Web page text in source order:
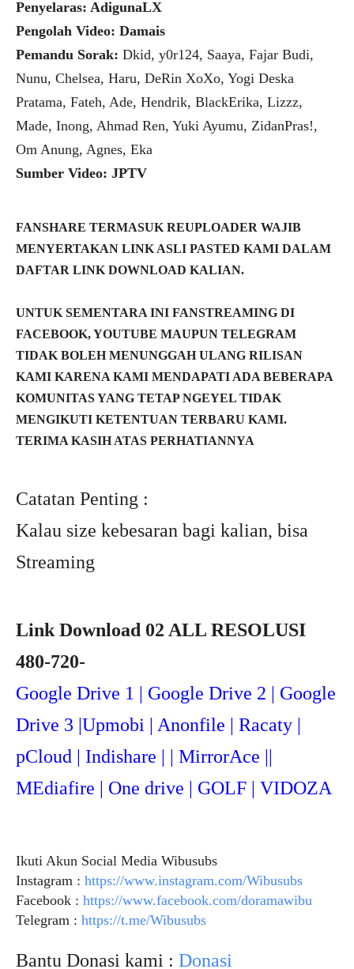
Penyelaras: AdigunaLX
Pengolah Video: Damais
Pemandu Sorak: Dkid, y0r124, Saaya, Fajar Budi,
Nunu, Chelsea, Haru, DeRin XoXo, Yogi Deska
Pratama, Fateh, Ade, Hendrik, BlackErika, Lizzz,
Made, Inong, Ahmad Ren, Yuki Ayumu, ZidanPras!,
Om Anung, Agnes, Eka
Sumber Video: JPTV
FANSHARE TERMASUK REUPLOADER WAJIB
MENYERTAKAN LINK ASLI PASTED KAMI DALAM
DAFTAR LINK DOWNLOAD KALIAN.
UNTUK SEMENTARA INI FANSTREAMING DI
FACEBOOK, YOUTUBE MAUPUN TELEGRAM
TIDAK BOLEH MENUNGGAH ULANG RILISAN
KAMI KARENA KAMI MENDAPATI ADA BEBERAPA
KOMUNITAS YANG TETAP NGEYEL TIDAK
MENGIKUTI KETENTUAN TERBARU KAMI.
TERIMA KASIH ATAS PERHATIANNYA
Catatan Penting :
Kalau size kebesaran bagi kalian, bisa
Streaming
Link Download 02 ALL RESOLUSI
480-720-
Google Drive 1 | Google Drive 2 | Google
Drive 3 |Upmobi | Anonfile | Racaty |
pCloud | Indishare | | MirrorAce ||
MEdiafire | One drive | GOLF | VIDOZA
Ikuti Akun Social Media Wibusubs
Instagram : https://www.instagram.com/Wibusubs
Facebook : https://www.facebook.com/doramawibu
Telegram : https://t.me/Wibusubs
Bantu Donasi kami : Donasi